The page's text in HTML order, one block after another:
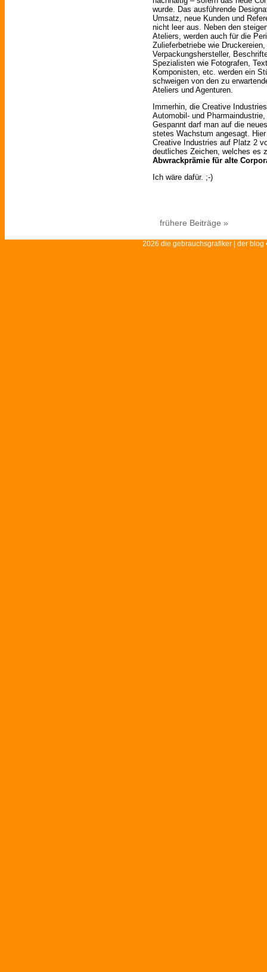
wurde. Das ausführende
Umsatz, neue Kunden und
nicht leer aus. Neben den
Ateliers, werden auch für die
Zulieferbetriebe wie
Verpackungshersteller,
Spezialisten wie Fotografen,
Komponisten, etc. werden ein
schweigen von den zu
Ateliers und Agenturen.
Immerhin, die Creative
Automobil- und
Gespannt darf man auf die
stetes Wachstum angesagt.
Creative Industries auf Platz 2
deutliches Zeichen, welches es
Abwrackprämie für alte
Ich wäre dafür. ;-)
frühere Beiträge »
2026 die gebrauchsgrafiker | der blog